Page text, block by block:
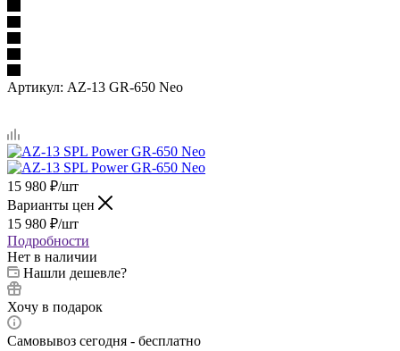
Артикул: AZ-13 GR-650 Neo
15 980 ₽/шт
Варианты цен
15 980 ₽/шт
Подробности
Нет в наличии
Нашли дешевле?
Хочу в подарок
Самовывоз сегодня - бесплатно